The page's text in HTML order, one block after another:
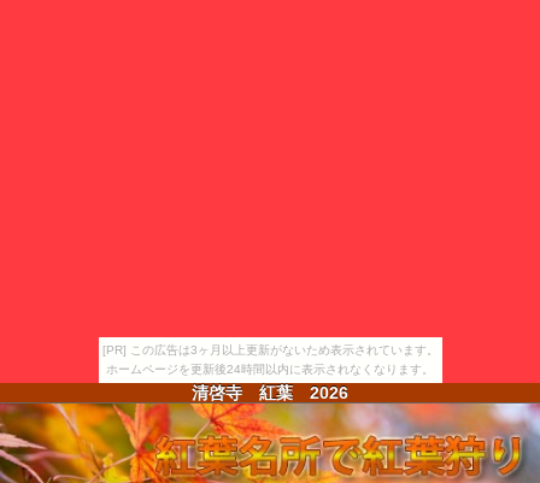
[PR] この広告は3ヶ月以上更新がないため表示されています。
ホームページを更新後24時間以内に表示されなくなります。
清啓寺 紅葉 2026